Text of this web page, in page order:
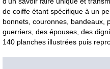
de coiffe étant spécifique à un
bonnets, couronnes, bandeaux,
guerriers, des épouses, des
140 planches illustrées puis